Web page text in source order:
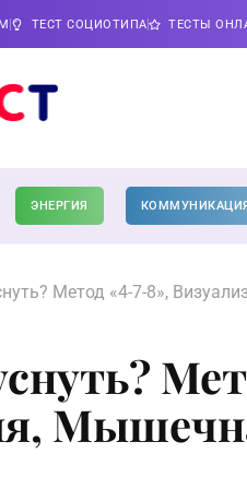
ТЕСТ СОЦИОТИПА ТЕСТЫ
ЭНЕРГИЯ
Метод «4-7-8»,